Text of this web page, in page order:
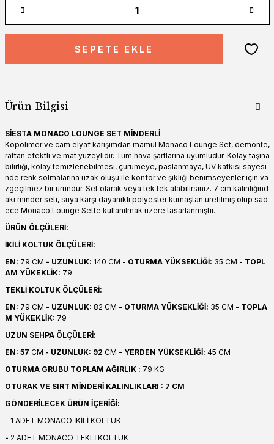
SEPETE EKLE
Ürün Bilgisi
SİESTA MONACO LOUNGE SET MİNDERLİ
Kopolimer ve cam elyaf karışımdan mamul Monaco Lounge Set, demonte,
rattan efektli ve mat yüzeylidir. Tüm hava şartlarına uyumludur. Kolay taşına
bilirliği, kolay temizlenebilmesi, çürümeye, paslanmaya, UV katkısı sayesi
nde renk solmalarına uzak oluşu ile konfor ve şıklığı benimseyenler için va
zgeçilmez bir üründür. Set olarak veya tek tek alabilirsiniz. 7 cm kalınlığınd
aki minder seti, suya karşı dayanıklı polyester kumaştan üretilmiş olup sad
ece Monaco Lounge Sette kullanılmak üzere tasarlanmıştır.
ÜRÜN ÖLÇÜLERİ:
İKİLİ KOLTUK ÖLÇÜLERİ:
EN: 79 CM - UZUNLUK: 140 CM - OTURMA YÜKSEKLİĞİ: 35 CM - TOPL
AM YÜKEKLİK: 79
TEKLİ KOLTUK ÖLÇÜLERİ:
EN: 79 CM - UZUNLUK: 82 CM - OTURMA YÜKSEKLİĞİ: 35 CM - TOPLA
M YÜKEKLİK: 79
UZUN SEHPA ÖLÇÜLERİ:
EN: 57 CM - UZUNLUK: 92 CM - YERDEN YÜKSEKLİĞİ: 45 CM
OTURMA GRUBU TOPLAM AĞIRLIK : 79 KG
OTURAK VE SIRT MİNDERİ KALINLIKLARI : 7 CM
GÖNDERİLECEK ÜRÜN İÇERİĞİ:
- 1 ADET MONACO İKİLİ KOLTUK
- 2 ADET MONACO TEKLİ KOLTUK